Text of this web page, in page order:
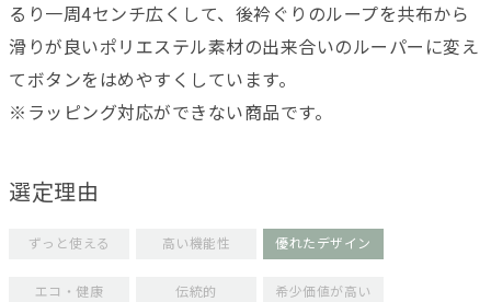
るり一周4センチ広くして、後衿ぐりのループを共布から
滑りが良いポリエステル素材の出来合いのルーパーに変え
てボタンをはめやすくしています。
※ラッピング対応ができない商品です。
選定理由
ずっと使える 高い機能性 優れたデザイン
エコ・健康 伝統的 希少価値が高い